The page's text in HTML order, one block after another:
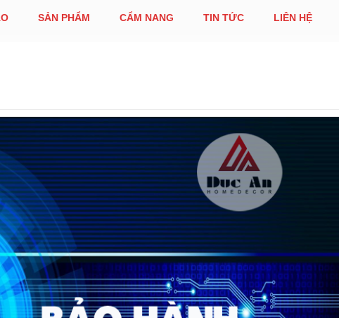
SẢN PHẨM CẨM NANG TIN TỨC LIÊN HỆ